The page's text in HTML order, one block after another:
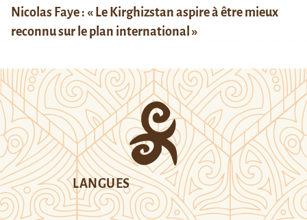
Nicolas Faye : « Le Kirghizstan aspire à être mieux
reconnu sur le plan international »
LANGUES